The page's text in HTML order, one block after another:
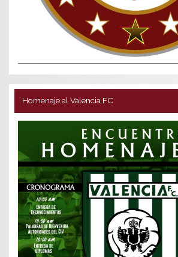
Homenaje al Valencia FC